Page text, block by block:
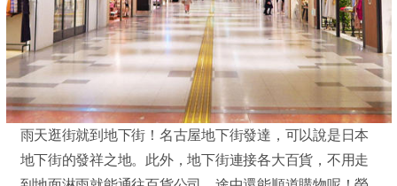
雨天逛街就到地下街！名古屋地下街發達，可以說是日本
地下街的發祥之地。此外，地下街連接各大百貨，不用走